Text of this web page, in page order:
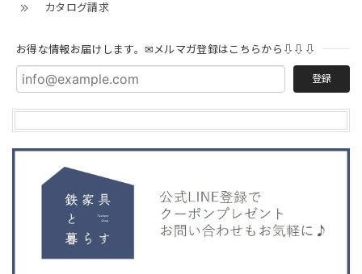
カタログ請求
お得な情報お届けします。✉メルマガ登録はこちらから⇩⇩⇩
登録